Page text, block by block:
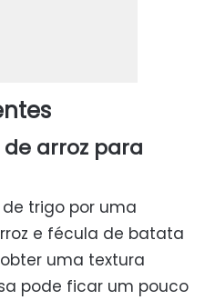
arroz para
trigo por uma
e fécula de batata
uma textura
pode ficar um pouco